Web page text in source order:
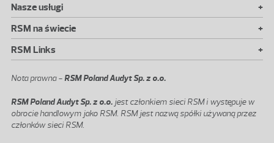
Nasze usługi
+
RSM na świecie
+
RSM Links
+
Nota prawna -RSM Poland Audyt Sp. z o.o.
RSM Poland Audyt Sp. z o.o. jest członkiem sieci RSM i występuje w
obrocie handlowym jako RSM. RSM jest nazwą spółki używaną przez
członków sieci RSM.